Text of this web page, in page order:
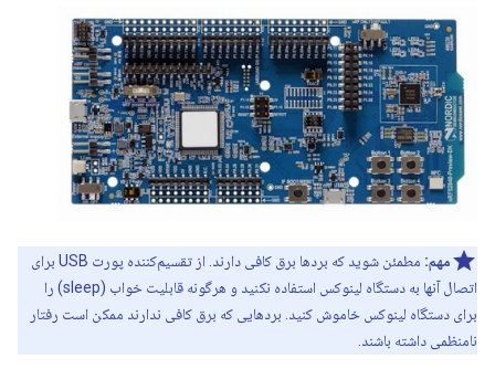
مهم:
مطمئن شوید که بردها برق کافی دارند. از تقسیم‌کننده پورت USB برای
اتصال آنها به دستگاه لینوکس استفاده نکنید و هرگونه قابلیت خواب (sleep) را
برای دستگاه لینوکس خاموش کنید. بردهایی که برق کافی ندارند ممکن است رفتار
نامنظمی داشته باشند.